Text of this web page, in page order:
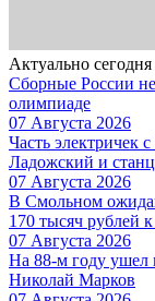
Актуально сегодня
Сборные России
олимпиаде
07 Августа 2026
Часть электричек
Ладожский и
07 Августа 2026
В Смольном
170 тысяч рублей
07 Августа 2026
На 88-м году ушел
Николай Марков